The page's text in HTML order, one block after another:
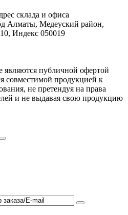
склада и офиса
Алматы, Медеуский район,
Индекс 050019
являются публичной офертой
совместимой продукцией к
не претендуя на права
и не выдавая свою продукцию